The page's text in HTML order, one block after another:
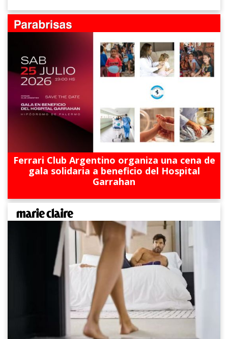
Ferrari Club Argentino organiza una cena de
gala solidaria a beneficio del Hospital
Garrahan